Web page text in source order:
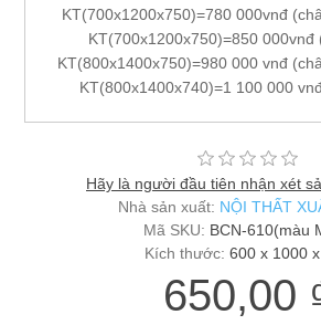
KT(700x1200x750)=780 000vnđ
KT(700x1200x750)=850 000vnđ
KT(800x1400x750)=980 000 vnđ
KT(800x1400x740)=1 100 000
Hãy là người đầu tiên nhận xét
Nhà sản xuất: NỘI THẤT
Mã SKU: BCN-610(màu
Kích thước: 600 x 1000
650,00